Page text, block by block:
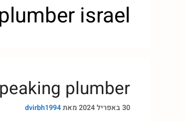
israel
plumber?
30 באפריל 2024 מאתdvirbh1994